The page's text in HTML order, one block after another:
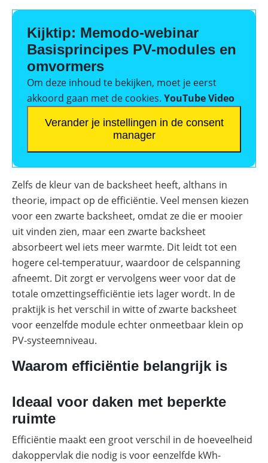
Kijktip: Memodo-webinar
Basisprincipes PV-modules en
omvormers
Om deze inhoud te bekijken, moet je eerst
akkoord gaan met de cookies. YouTube Video
Verander je instellingen in de consent
manager
Zelfs de kleur van de backsheet heeft, althans in
theorie, impact op de efficiëntie. Veel mensen kiezen
voor een zwarte backsheet, omdat ze die er mooier
uit vinden zien, maar een zwarte backsheet
absorbeert wel iets meer warmte. Dit leidt tot een
hogere cel-temperatuur, waardoor de celspanning
afneemt. Dit zorgt er vervolgens weer voor dat de
totale omzettingsefficiëntie iets lager wordt. In de
praktijk is het verschil in witte of zwarte backsheet
voor eenzelfde module echter onmeetbaar klein op
PV-systeemniveau.
Waarom efficiëntie belangrijk is
Ideaal voor daken met beperkte
ruimte
Efficiëntie maakt een groot verschil in de hoeveelheid
dakoppervlak die nodig is voor eenzelfde kWh-